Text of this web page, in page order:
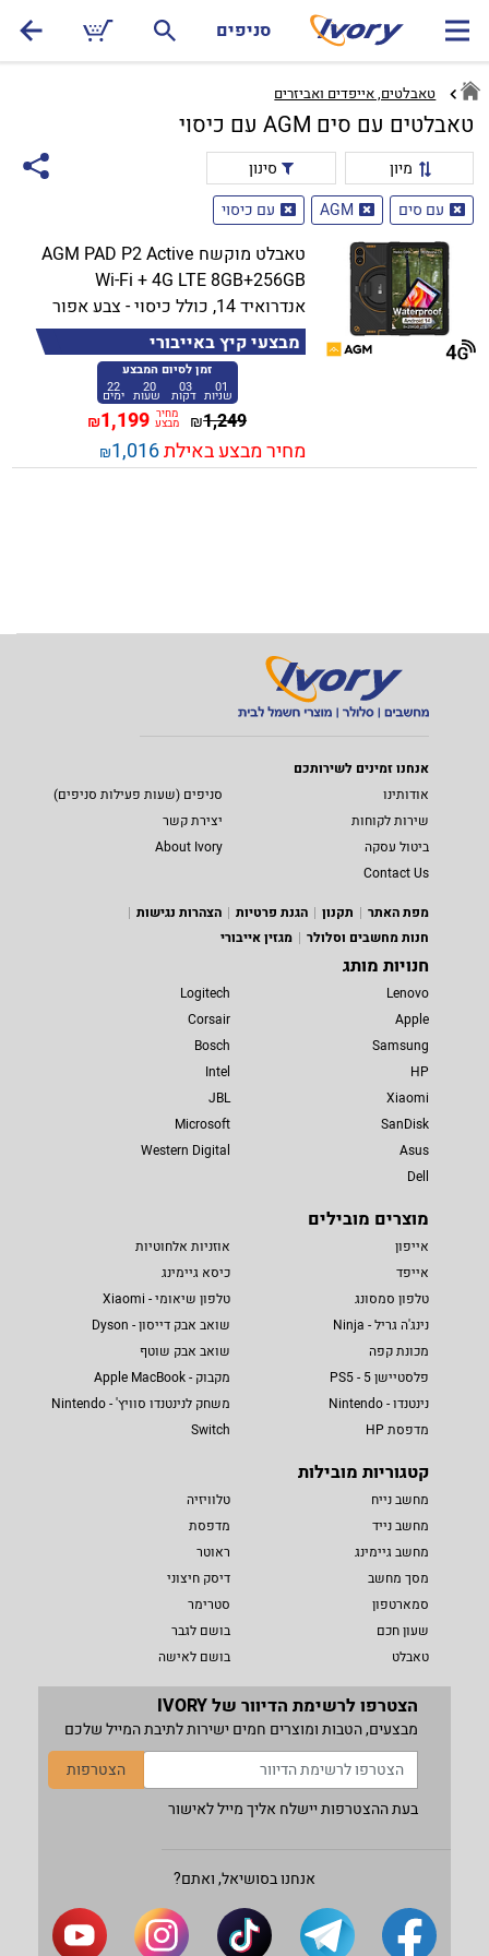
סניפים
טאבלטים, אייפדים ואביזרים
טאבלטים עם סים AGM עם כיסוי
מיון
סינון
עם סים
AGM עם כיסוי
טאבלט מוקשח AGM PAD P2 Active
Wi-Fi + 4G LTE 8GB+256GB
אנדרואיד 14, כולל כיסוי - צבע אפור
מבצעי קיץ באייבורי
זמן לסיום המבצע
01
שניות 03
דקות 20
שעות 22
ימים
1,249
₪ מחיר
מבצע 1,199
₪
מחיר מבצע באילת1,016
₪
אנחנו זמינים לשירותכם
אודותינו
סניפים (שעות פעילות סניפים)
שירות לקוחות
יצירת קשר
ביטול עסקה
About Ivory
Contact Us
מפת האתר
תקנון הגנת פרטיות
הצהרות נגישות
חנות מחשבים וסלולר
מגזין אייבורי
חנויות מותג
Lenovo
Apple
Samsung
HP
Xiaomi
SanDisk
Asus
Dell
Logitech
Corsair
Bosch
Intel
JBL
Microsoft
Western Digital
מוצרים מובילים
אייפון
אייפד
טלפון סמסונג
נינג'ה גריל - Ninja
מכונת קפה
פלסטיישן 5 - PS5
נינטנדו - Nintendo
מדפסת HP
אוזניות אלחוטיות
כיסא גיימינג
טלפון שיאומי - Xiaomi
שואב אבק דייסון - Dyson
שואב אבק שוטף
מקבוק - Apple MacBook
משחק לנינטנדו סוויץ' - Nintendo
Switch
קטגוריות מובילות
מחשב נייח
מחשב נייד
מחשב גיימינג
מסך מחשב
סמארטפון
שעון חכם
טאבלט
טלוויזיה
מדפסת
ראוטר
דיסק חיצוני
סטרימר
בושם לגבר
בושם לאישה
הצטרפו לרשימת הדיוור של IVORY
מבצעים, הטבות ומוצרים חמים ישירות לתיבת המייל שלכם
הצטרפות
בעת ההצטרפות יישלח אליך מייל לאישור
אנחנו בסושיאל, ואתם?